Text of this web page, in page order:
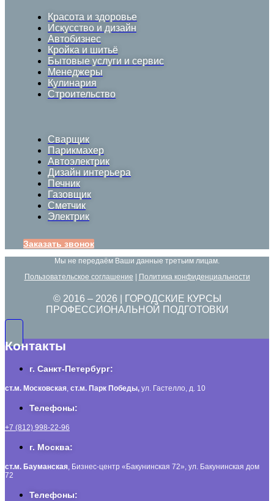
Красота и здоровье
Искусство и дизайн
Автобизнес
Кройка и шитьё
Бытовые услуги и сервис
Менеджеры
Кулинария
Строительство
Сварщик
Парикмахер
Автоэлектрик
Дизайн интерьера
Печник
Газовщик
Сметчик
Электрик
Заказать звонок
Мы не передаём Ваши данные третьим лицам.
Пользовательское соглашение
Политика конфиденциальности
© 2016 – 2026 | ГОРОДСКИЕ КУРСЫ
ПРОФЕССИОНАЛЬНОЙ ПОДГОТОВКИ
Контакты
г. Санкт-Петербург:
ст.м. Московская, ст.м. Парк Победы, ул. Гастелло, д. 10
Телефоны:
+7 (812) 998-22-96
г. Москва:
ст.м. Бауманская, Бизнес-центр «Бакунинская 72», ул. Бакунинская дом
72
Телефоны: